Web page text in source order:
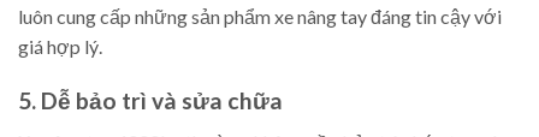
luôn cung cấp những sản phẩm xe nâng tay đáng tin cậy với
giá hợp lý.
5. Dễ bảo trì và sửa chữa